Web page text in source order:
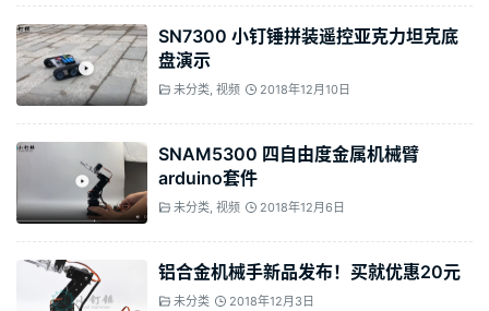
SN7300 小钉锤拼装遥控亚克力坦克底
盘演示
未分类, 视频 2018年12月10日
SNAM5300 四自由度金属机械臂
arduino套件
未分类, 视频 2018年12月6日
铝合金机械手新品发布！买就优惠20元
未分类 2018年12月3日